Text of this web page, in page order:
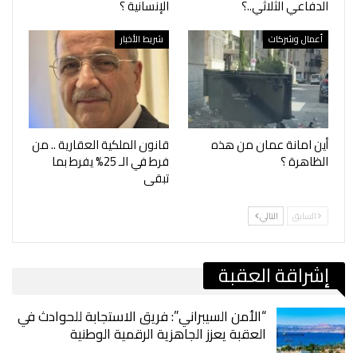
الدفاعي الثلاثي..؟ الإنسانية ؟
أعمال وشركات
أين امانة عمان من هذه
الظاهرة ؟
شريط الأخبار
قانون الملكية العقارية .. من
فرط في الـ 25% يفرط بما
تبقى
السابق التالي
إشراقة العقبة
“الأمن السيبراني”: فريق الاستجابة للحوادث في
العقبة يعزز الجاهزية الرقمية الوطنية